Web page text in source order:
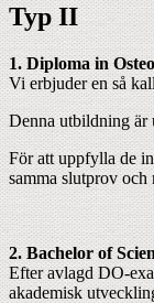
Typ II
1. Diploma in
Vi erbjuder en så
Denna utbildning är
För att uppfylla de
samma slutprov och
2. Bachelor of
Efter avlagd DO-
akademisk